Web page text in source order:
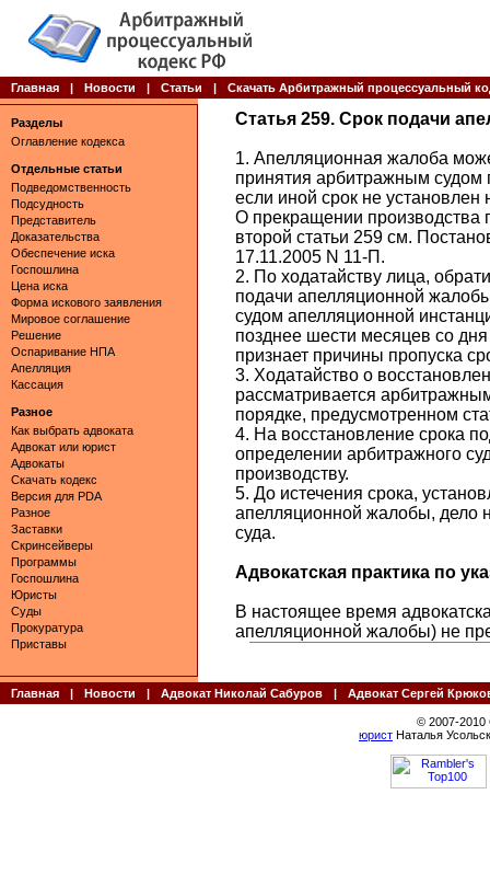
Главная | Новости | Статьи | Скачать Арбитражный процессуальный
Разделы
Оглавление кодекса
Отдельные статьи
Подведомственность
Подсудность
Представитель
Доказательства
Обеспечение иска
Госпошлина
Цена иска
Форма искового заявления
Мировое соглашение
Решение
Оспаривание НПА
Апелляция
Кассация
Разное
Как выбрать адвоката
Адвокат или юрист
Адвокаты
Скачать кодекс
Версия для PDA
Разное
Заставки
Скринсейверы
Программы
Госпошлина
Юристы
Суды
Прокуратура
Приставы
Статья 259. Срок подачи
1. Апелляционная жалоба
принятия арбитражным
если иной срок не
О прекращении производства
второй статьи 259 см.
17.11.2005 N 11-П.
2. По ходатайству лица,
подачи апелляционной
судом апелляционной
позднее шести месяцев со
признает причины пропуска
3. Ходатайство о
рассматривается
порядке, предусмотренном
4. На восстановление срока
определении арбитражного
производству.
5. До истечения срока,
апелляционной жалобы, дело
суда.
Адвокатская практика по
В настоящее время
апелляционной жалобы) не
Главная | Новости | Адвокат Николай Сабуров | Адвокат Сергей
© 2007-
юрист Наталья